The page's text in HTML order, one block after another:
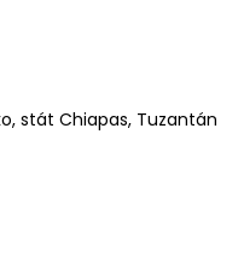
stát Chiapas, Tuzantán